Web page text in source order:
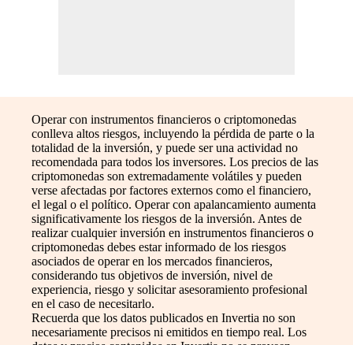
Operar con instrumentos financieros o criptomonedas
conlleva altos riesgos, incluyendo la pérdida de parte o la
totalidad de la inversión, y puede ser una actividad no
recomendada para todos los inversores. Los precios de las
criptomonedas son extremadamente volátiles y pueden
verse afectadas por factores externos como el financiero,
el legal o el político. Operar con apalancamiento aumenta
significativamente los riesgos de la inversión. Antes de
realizar cualquier inversión en instrumentos financieros o
criptomonedas debes estar informado de los riesgos
asociados de operar en los mercados financieros,
considerando tus objetivos de inversión, nivel de
experiencia, riesgo y solicitar asesoramiento profesional
en el caso de necesitarlo.
Recuerda que los datos publicados en Invertia no son
necesariamente precisos ni emitidos en tiempo real. Los